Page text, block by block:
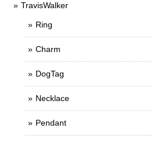
TravisWalker
Ring
Charm
DogTag
Necklace
Pendant